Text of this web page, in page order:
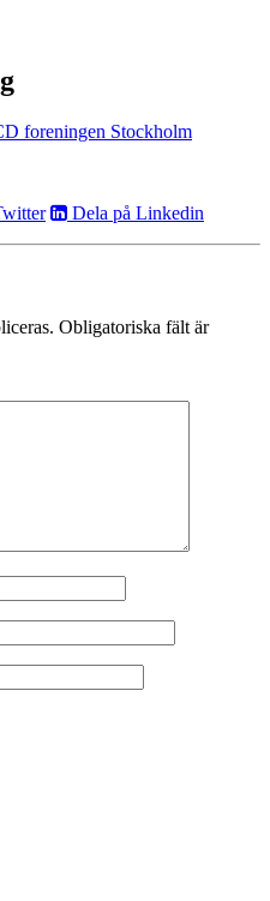
foreningen Stockholm
Dela på Linkedin
Obligatoriska fält är